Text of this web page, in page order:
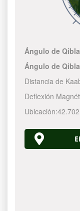
Ángulo de
Ángulo de
Distancia de
Deflexión
Ubicación: